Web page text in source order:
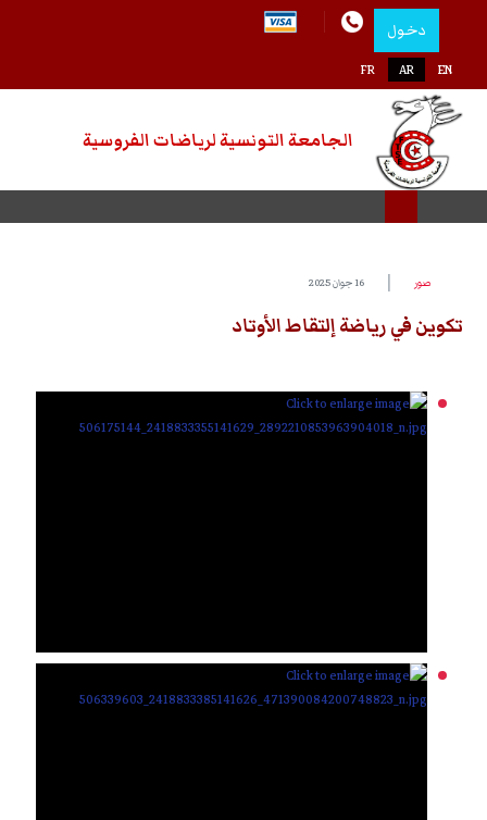
دخول
اختر لغتك
FR AR EN
الجامعة التونسية لرياضات الفروسية
صور 16 جوان 2025
تكوين في رياضة إلتقاط الأوتاد